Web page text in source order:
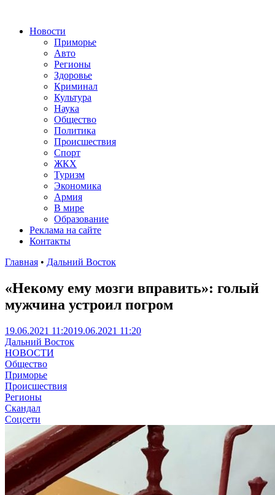
Новости
Приморье
Авто
Регионы
Здоровье
Криминал
Культура
Наука
Общество
Политика
Происшествия
Спорт
ЖКХ
Туризм
Экономика
Армия
В мире
Образование
Реклама на сайте
Контакты
Главная • Дальний Восток
«Некому ему мозги вправить»: голый
мужчина устроил погром
19.06.2021 11:2019.06.2021 11:20
Дальний Восток
НОВОСТИ
Общество
Приморье
Происшествия
Регионы
Скандал
Соцсети